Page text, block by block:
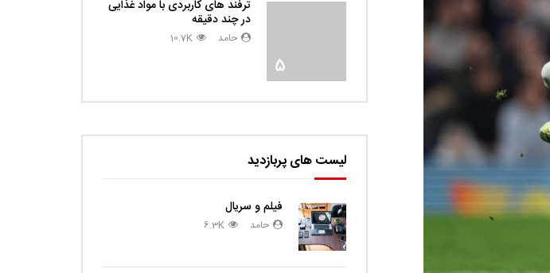
5
ترفند های کاربردی با مواد غذایی
در چند دقیقه
حامد 10.7K
لیست های پربازدید
فیلم و سریال
حامد 6.3K